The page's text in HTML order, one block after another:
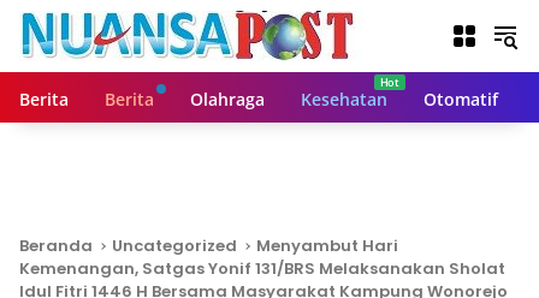
Berita Berita Olahraga Kesehatan Otomatif
Beranda Uncategorized
Menyambut Hari
Kemenangan, Satgas Yonif 131/BRS Melaksanakan Sholat
Idul Fitri 1446 H Bersama Masyarakat Kampung Wonorejo